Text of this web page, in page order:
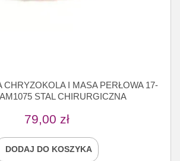
CHRYZOKOLA I MASA PERŁOWA 17-
STAL CHIRURGICZNA
79,00 zł
DODAJ DO KOSZYKA